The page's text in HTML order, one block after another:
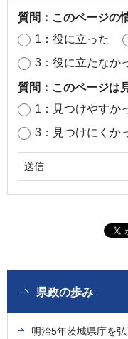
質問：このページの
1：役に立った
3：役に立たなか
質問：このページは
1：見つけやすか
3：見つけにくか
県政の歩み
明治5年茨城県庁を